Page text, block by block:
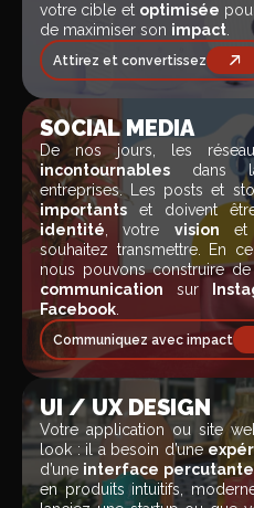
votre cible et optimisée
de maximiser son impact
Attirez et convertissez
SOCIAL MEDIA
De nos jours, les
incontournables dans
entreprises. Les posts et
importants et doivent
identité , votre vision
souhaitez transmettre. En
nous pouvons construire
communication sur
Facebook
Communiquez avec impact
UI / UX DESIGN
Votre application ou site
look : il a besoin d’une
d’une interface percutante
en produits intuitifs,